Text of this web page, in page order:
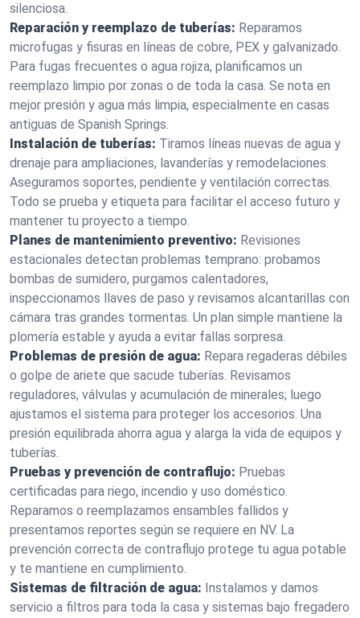
silenciosa.
Reparación y reemplazo de tuberías: Reparamos
microfugas y fisuras en líneas de cobre, PEX y galvanizado.
Para fugas frecuentes o agua rojiza, planificamos un
reemplazo limpio por zonas o de toda la casa. Se nota en
mejor presión y agua más limpia, especialmente en casas
antiguas de Spanish Springs.
Instalación de tuberías: Tiramos líneas nuevas de agua y
drenaje para ampliaciones, lavanderías y remodelaciones.
Aseguramos soportes, pendiente y ventilación correctas.
Todo se prueba y etiqueta para facilitar el acceso futuro y
mantener tu proyecto a tiempo.
Planes de mantenimiento preventivo: Revisiones
estacionales detectan problemas temprano: probamos
bombas de sumidero, purgamos calentadores,
inspeccionamos llaves de paso y revisamos alcantarillas con
cámara tras grandes tormentas. Un plan simple mantiene la
plomería estable y ayuda a evitar fallas sorpresa.
Problemas de presión de agua: Repara regaderas débiles
o golpe de ariete que sacude tuberías. Revisamos
reguladores, válvulas y acumulación de minerales; luego
ajustamos el sistema para proteger los accesorios. Una
presión equilibrada ahorra agua y alarga la vida de equipos y
tuberías.
Pruebas y prevención de contraflujo: Pruebas
certificadas para riego, incendio y uso doméstico.
Reparamos o reemplazamos ensambles fallidos y
presentamos reportes según se requiere en NV. La
prevención correcta de contraflujo protege tu agua potable
y te mantiene en cumplimiento.
Sistemas de filtración de agua: Instalamos y damos
servicio a filtros para toda la casa y sistemas bajo fregadero